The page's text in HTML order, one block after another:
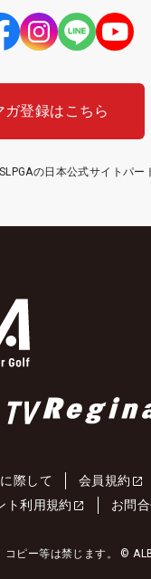
ガ登録はこちら
の日本公式サイトパー
際して
会員規約
ト利用規約 お問
コピー等は禁じます。 ©